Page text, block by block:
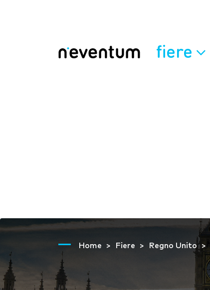
fiere
Home Fiere Regno Unito